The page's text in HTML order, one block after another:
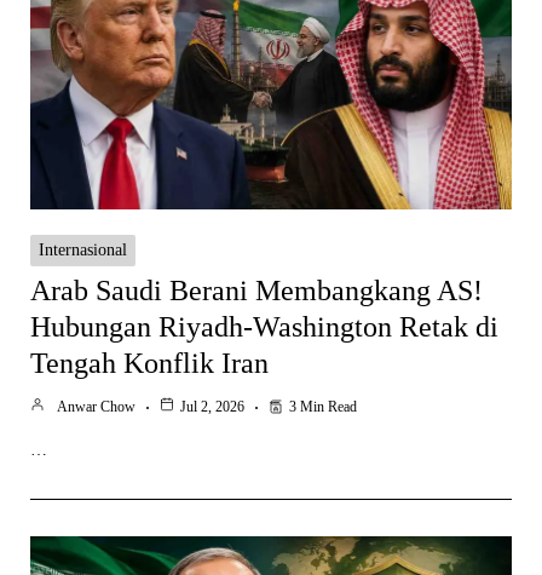
Internasional
Arab Saudi Berani Membangkang AS!
Hubungan Riyadh-Washington Retak di
Tengah Konflik Iran
Anwar Chow Jul 2, 2026 3 Min Read